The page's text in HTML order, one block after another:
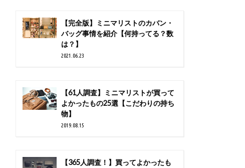
【完全版】ミニマリストのカバン・
バッグ事情を紹介【何持ってる？数
は？】
2021.06.23
【61人調査】ミニマリストが買って
よかったもの25選【こだわりの持ち
物】
2019.08.15
【365人調査！】買ってよかったも